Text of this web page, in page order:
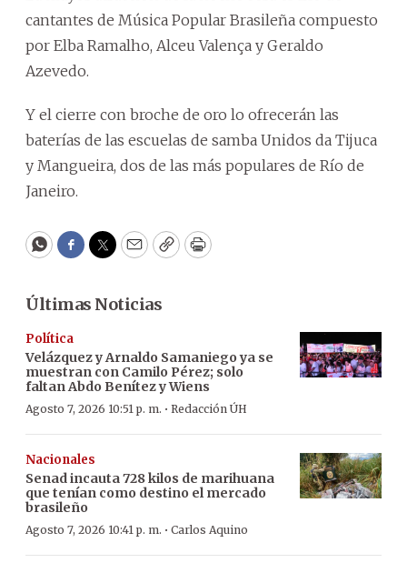
cantantes de Música Popular Brasileña compuesto
por Elba Ramalho, Alceu Valença y Geraldo
Azevedo.
Y el cierre con broche de oro lo ofrecerán las
baterías de las escuelas de samba Unidos da Tijuca
y Mangueira, dos de las más populares de Río de
Janeiro.
WhatsApp
Facebook
Twitter
EmailCopyPrint
Últimas Noticias
Política
Velázquez y Arnaldo Samaniego ya se
muestran con Camilo Pérez; solo
faltan Abdo Benítez y Wiens
Agosto 7, 2026 10:51 p. m. · Redacción ÚH
Nacionales
Senad incauta 728 kilos de marihuana
que tenían como destino el mercado
brasileño
Agosto 7, 2026 10:41 p. m. · Carlos Aquino